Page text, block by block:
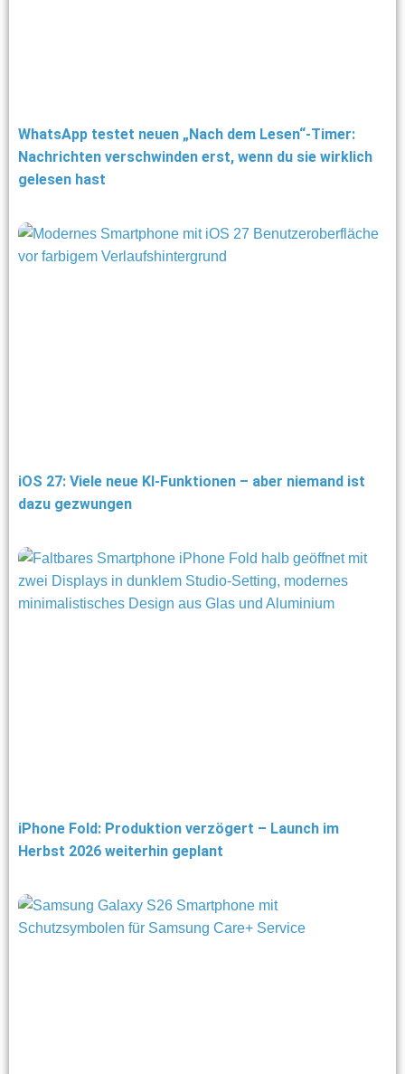
WhatsApp testet neuen „Nach dem Lesen“-Timer:
Nachrichten verschwinden erst, wenn du sie wirklich
gelesen hast
iOS 27: Viele neue KI-Funktionen – aber niemand ist
dazu gezwungen
iPhone Fold: Produktion verzögert – Launch im
Herbst 2026 weiterhin geplant